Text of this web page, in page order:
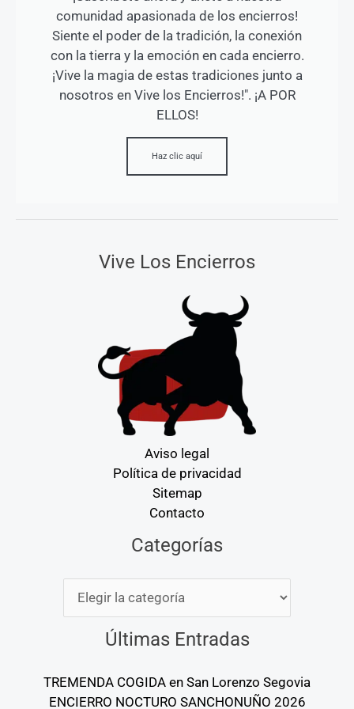
comunidad apasionada de los encierros!
Siente el poder de la tradición, la conexión
con la tierra y la emoción en cada encierro.
¡Vive la magia de estas tradiciones junto a
nosotros en Vive los Encierros!". ¡A POR
ELLOS!
Haz clic aquí
Vive Los Encierros
Aviso legal
Política de privacidad
Sitemap
Contacto
Categorías
Últimas Entradas
TREMENDA COGIDA en San Lorenzo Segovia
ENCIERRO NOCTURO SANCHONUÑO 2026